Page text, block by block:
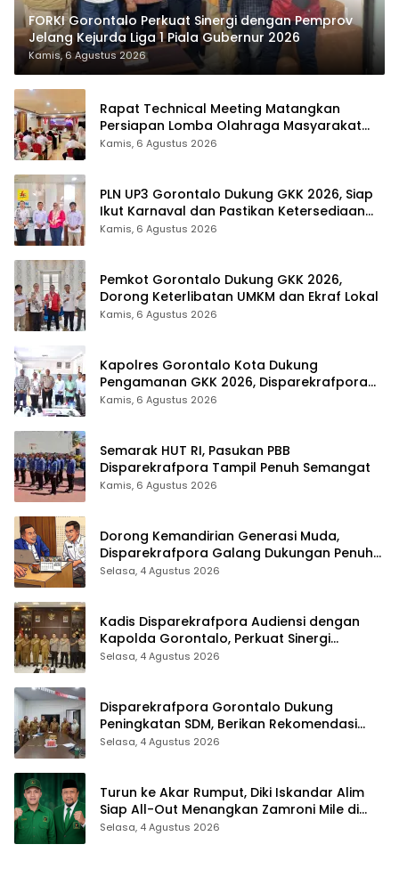
FORKI Gorontalo Perkuat Sinergi dengan Pemprov
Jelang Kejurda Liga 1 Piala Gubernur 2026
Kamis, 6 Agustus 2026
Rapat Technical Meeting Matangkan
Persiapan Lomba Olahraga Masyarakat
Tingkat Provinsi Gorontalo
Kamis, 6 Agustus 2026
PLN UP3 Gorontalo Dukung GKK 2026, Siap
Ikut Karnaval dan Pastikan Ketersediaan
Listrik
Kamis, 6 Agustus 2026
Pemkot Gorontalo Dukung GKK 2026,
Dorong Keterlibatan UMKM dan Ekraf Lokal
Kamis, 6 Agustus 2026
Kapolres Gorontalo Kota Dukung
Pengamanan GKK 2026, Disparekrafpora
Perkuat Sinergi Lintas Sektor
Kamis, 6 Agustus 2026
Semarak HUT RI, Pasukan PBB
Disparekrafpora Tampil Penuh Semangat
Kamis, 6 Agustus 2026
Dorong Kemandirian Generasi Muda,
Disparekrafpora Galang Dukungan Penuh
Para Aleg Deprov
Selasa, 4 Agustus 2026
Kadis Disparekrafpora Audiensi dengan
Kapolda Gorontalo, Perkuat Sinergi
Sukseskan Gorontalo Karnaval Karawo
Selasa, 4 Agustus 2026
Disparekrafpora Gorontalo Dukung
Peningkatan SDM, Berikan Rekomendasi
Studi S3 bagi Pegawai
Selasa, 4 Agustus 2026
Turun ke Akar Rumput, Diki Iskandar Alim
Siap All-Out Menangkan Zamroni Mile di
Pilkada Bone Bolango
Selasa, 4 Agustus 2026